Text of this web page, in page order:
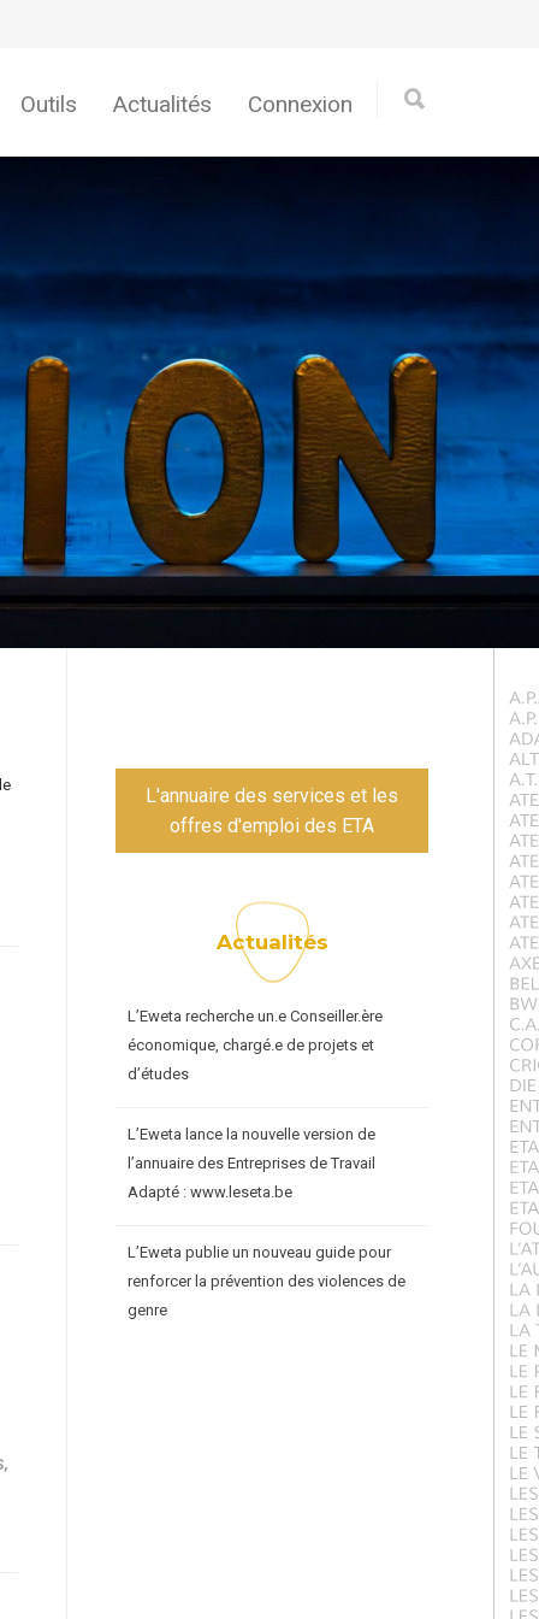
Outils Actualités Connexion
,
L'annuaire des services et les
offres d'emploi des ETA
Actualités
L’Eweta recherche un.e Conseiller.ère
économique, chargé.e de projets et
d’études
L’Eweta lance la nouvelle version de
l’annuaire des Entreprises de Travail
Adapté : www.leseta.be
L’Eweta publie un nouveau guide pour
renforcer la prévention des violences de
genre